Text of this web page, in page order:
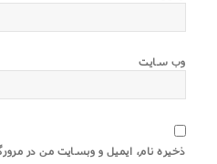
وب‌ سایت
ذخیره نام، ایمیل و وبسایت من در